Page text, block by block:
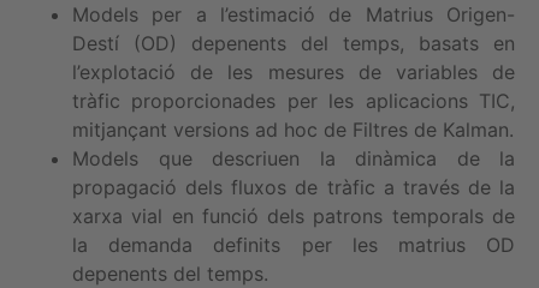
Models per a l’estimació de Matrius Origen-
Destí (OD) depenents del temps, basats en
l’explotació de les mesures de variables de
tràfic proporcionades per les aplicacions TIC,
mitjançant versions ad hoc de Filtres de Kalman.
Models que descriuen la dinàmica de la
propagació dels fluxos de tràfic a través de la
xarxa vial en funció dels patrons temporals de
la demanda definits per les matrius OD
depenents del temps.